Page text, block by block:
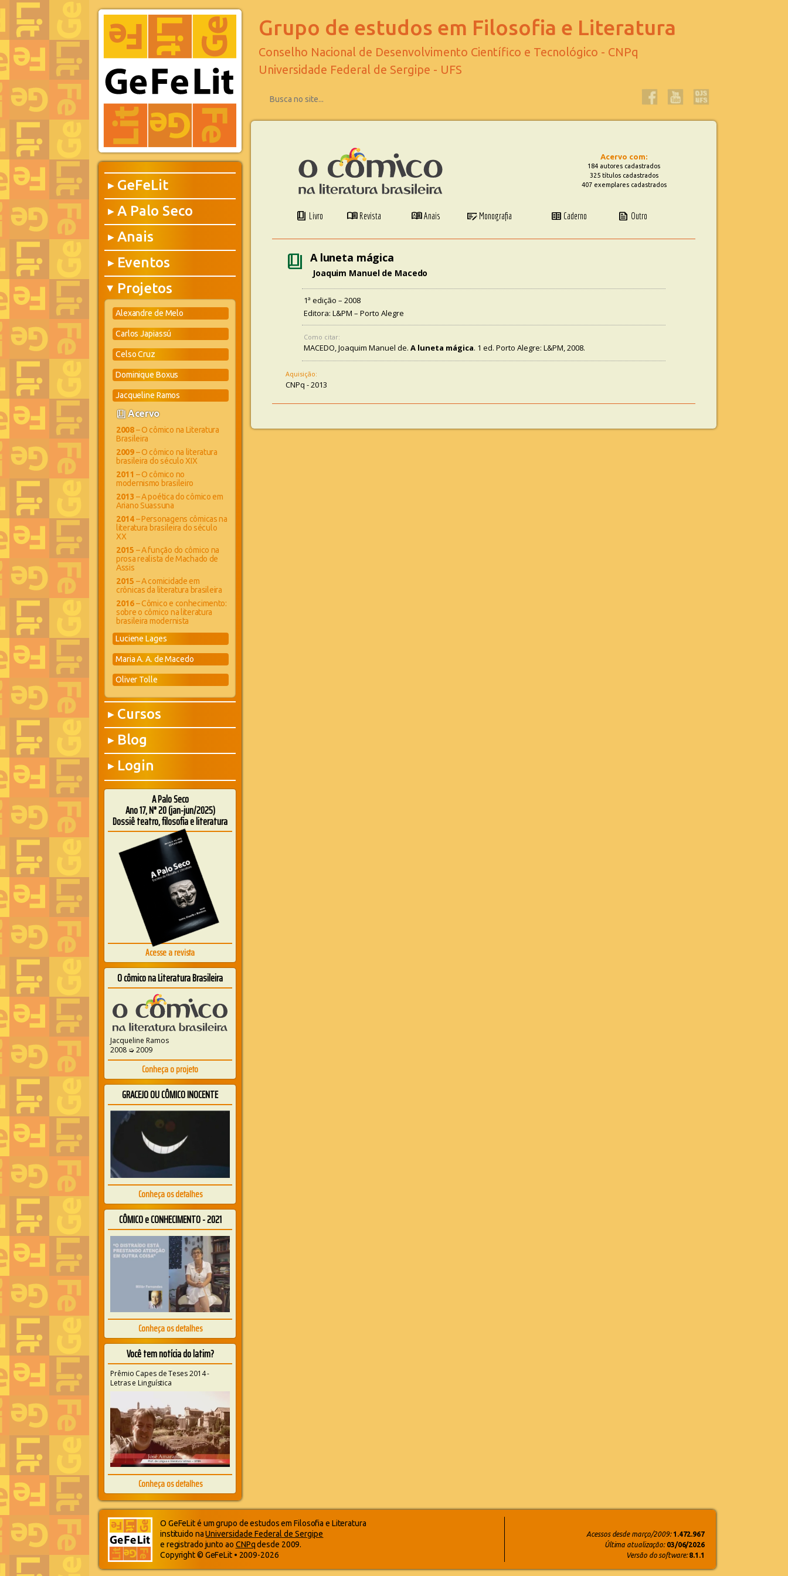
▶ GeFeLit
▶ A Palo Seco
▶ Anais
▶ Eventos
▶ Projetos
Alexandre de Melo
Carlos Japiassú
Celso Cruz
Dominique Boxus
Jacqueline Ramos
book_4Acervo
2008– O cômico na Literatura
Brasileira
2009– O cômico na literatura
brasileira do século XIX
2011 – O cômico no
modernismo brasileiro
2013 – A poética do cômico em
Ariano Suassuna
2014– Personagens cômicas na
literatura brasileira do século
XX
2015 – A função do cômico na
prosa realista de Machado de
Assis
2015 – A comicidade em
crônicas da literatura brasileira
2016– Cômico e conhecimento:
sobre o cômico na literatura
brasileira modernista
Luciene Lages
Maria A. A. de Macedo
Oliver Tolle
▶ Cursos
▶ Blog
▶ Login
A Palo Seco
Ano 17, N° 20 (jan-jun/2025)
Dossiê teatro, filosofia e literatura
Acesse a revista
O cômico na Literatura Brasileira
Jacqueline Ramos
2008 ➭ 2009
Conheça o projeto
GRACEJO OU CÔMICO INOCENTE
Conheça os detalhes
CÔMICO e CONHECIMENTO - 2021
Conheça os detalhes
Você tem notícia do latim?
Prêmio Capes de Teses 2014 -
Letras e Linguística
Conheça os detalhes
Grupo de estudos em Filosofia e Literatura
Conselho Nacional de Desenvolvimento Científico e Tecnológico - CNPq
Universidade Federal de Sergipe - UFS
Acervo com:
184 autores cadastrados
325 títulos cadastrados
407 exemplares cadastrados
book_4 Livro menu_book Revista dictionaryAnais checkbook Monografia two_pager Caderno news Outro
book_4 A luneta mágica
Joaquim Manuel de Macedo
1ª edição – 2008
Editora: L&PM – Porto Alegre
Como citar:
MACEDO, Joaquim Manuel de. A luneta mágica. 1 ed. Porto Alegre: L&PM, 2008.
Aquisição:
CNPq - 2013
O GeFeLit é um grupo de estudos em Filosofia e Literatura
instituido naUniversidade Federal de Sergipe
e registrado junto ao CNPqdesde 2009.
Copyright © GeFeLit • 2009-2026
Acessos desde março/2009: 1.472.967
Última atualização: 03/06/2026
Versão do software: 8.1.1